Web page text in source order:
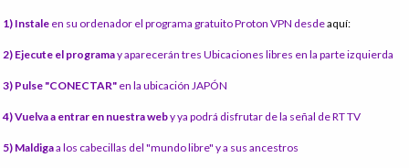
1) Instale en su ordenador el programa gratuito Proton VPN desdeaquí:
2) Ejecute el programay aparecerán tres Ubicaciones libres en la parte izquierda
3) Pulse "CONECTAR" en la ubicación JAPÓN
4) Vuelva a entrar en nuestra weby ya podrá disfrutar de la señal de RT TV
5) Maldigaa los cabecillas del "mundo libre" y a sus ancestros